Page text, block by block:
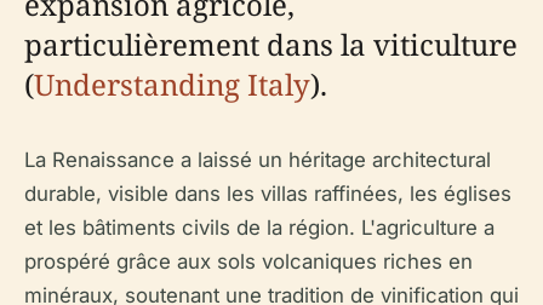
particulièrement dans la viticulture
(Understanding Italy).
La Renaissance a laissé un héritage architectural
durable, visible dans les villas raffinées, les églises
et les bâtiments civils de la région. L'agriculture a
prospéré grâce aux sols volcaniques riches en
minéraux, soutenant une tradition de vinification qui